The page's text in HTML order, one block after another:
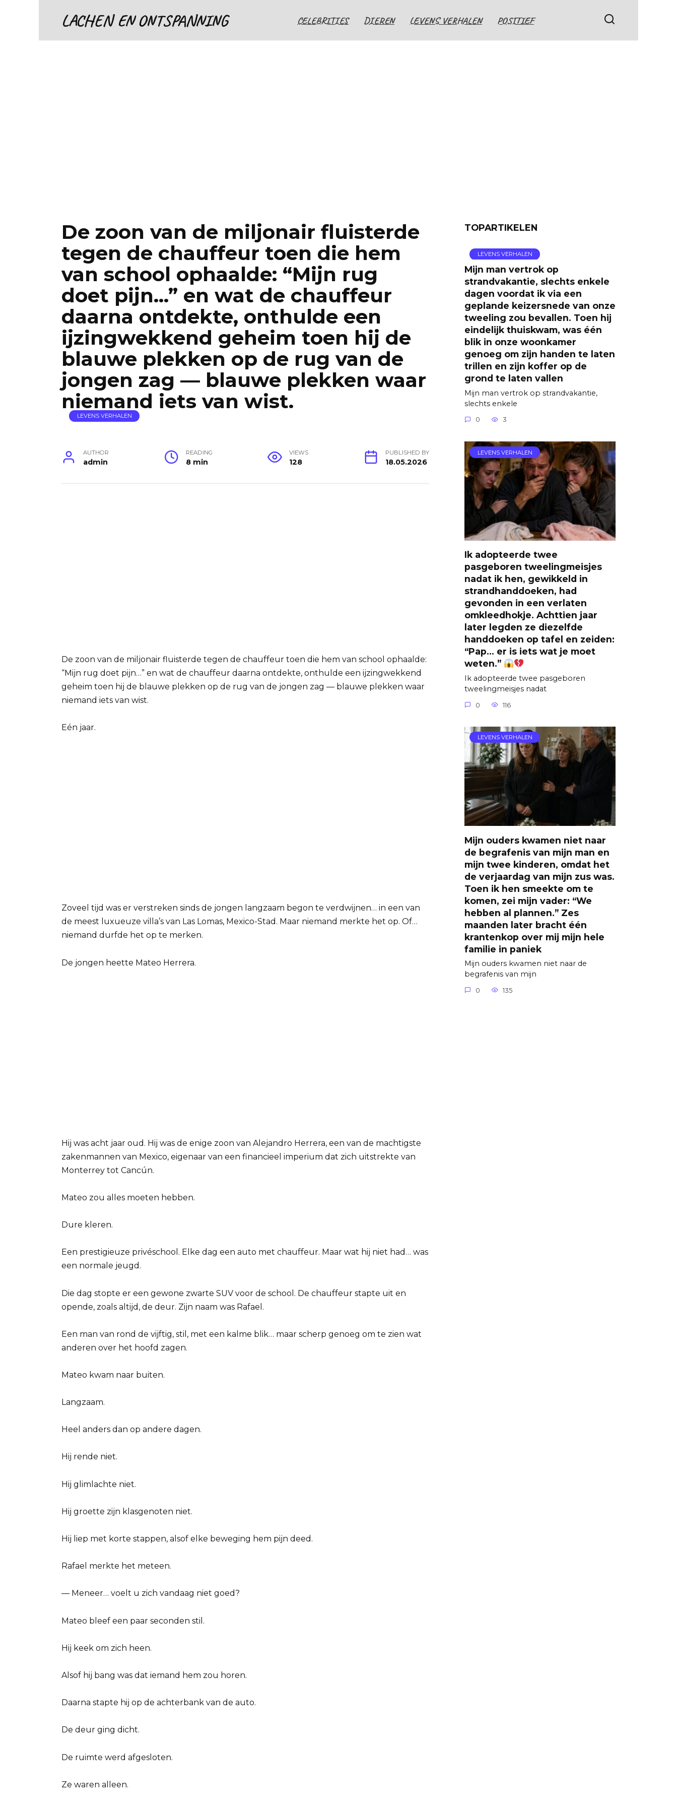
LACHEN EN ONTSPANNING CELEBRITIES DIEREN LEVENS VERHALEN POSITIEF
De zoon van de miljonair fluisterde
tegen de chauffeur toen die hem
van school ophaalde: “Mijn rug
doet pijn…” en wat de chauffeur
daarna ontdekte, onthulde een
ijzingwekkend geheim toen hij de
blauwe plekken op de rug van de
jongen zag — blauwe plekken waar
niemand iets van wist.
LEVENS VERHALEN
AUTHOR
admin
READING
8 min
VIEWS
128
PUBLISHED BY
18.05.2026
De zoon van de miljonair fluisterde tegen de chauffeur toen die hem van school ophaalde:
“Mijn rug doet pijn…” en wat de chauffeur daarna ontdekte, onthulde een ijzingwekkend
geheim toen hij de blauwe plekken op de rug van de jongen zag — blauwe plekken waar
niemand iets van wist.
Eén jaar.
Zoveel tijd was er verstreken sinds de jongen langzaam begon te verdwijnen… in een van
de meest luxueuze villa’s van Las Lomas, Mexico-Stad. Maar niemand merkte het op. Of…
niemand durfde het op te merken.
De jongen heette Mateo Herrera.
Hij was acht jaar oud. Hij was de enige zoon van Alejandro Herrera, een van de machtigste
zakenmannen van Mexico, eigenaar van een financieel imperium dat zich uitstrekte van
Monterrey tot Cancún.
Mateo zou alles moeten hebben.
Dure kleren.
Een prestigieuze privéschool. Elke dag een auto met chauffeur. Maar wat hij niet had… was
een normale jeugd.
Die dag stopte er een gewone zwarte SUV voor de school. De chauffeur stapte uit en
opende, zoals altijd, de deur. Zijn naam was Rafael.
Een man van rond de vijftig, stil, met een kalme blik… maar scherp genoeg om te zien wat
anderen over het hoofd zagen.
Mateo kwam naar buiten.
Langzaam.
Heel anders dan op andere dagen.
Hij rende niet.
Hij glimlachte niet.
Hij groette zijn klasgenoten niet.
Hij liep met korte stappen, alsof elke beweging hem pijn deed.
Rafael merkte het meteen.
— Meneer… voelt u zich vandaag niet goed?
Mateo bleef een paar seconden stil.
Hij keek om zich heen.
Alsof hij bang was dat iemand hem zou horen.
Daarna stapte hij op de achterbank van de auto.
De deur ging dicht.
De ruimte werd afgesloten.
Ze waren alleen.
TOPARTIKELEN
LEVENS VERHALEN
Mijn man vertrok op
strandvakantie, slechts enkele
dagen voordat ik via een
geplande keizersnede van onze
tweeling zou bevallen. Toen hij
eindelijk thuiskwam, was één
blik in onze woonkamer
genoeg om zijn handen te laten
trillen en zijn koffer op de
grond te laten vallen
Mijn man vertrok op strandvakantie,
slechts enkele
0 3
LEVENS VERHALEN
Ik adopteerde twee
pasgeboren tweelingmeisjes
nadat ik hen, gewikkeld in
strandhanddoeken, had
gevonden in een verlaten
omkleedhokje. Achttien jaar
later legden ze diezelfde
handdoeken op tafel en zeiden:
“Pap… er is iets wat je moet
weten.”
Ik adopteerde twee pasgeboren
tweelingmeisjes nadat
0 116
LEVENS VERHALEN
Mijn ouders kwamen niet naar
de begrafenis van mijn man en
mijn twee kinderen, omdat het
de verjaardag van mijn zus was.
Toen ik hen smeekte om te
komen, zei mijn vader: “We
hebben al plannen.” Zes
maanden later bracht één
krantenkop over mij mijn hele
familie in paniek
Mijn ouders kwamen niet naar de
begrafenis van mijn
0 135